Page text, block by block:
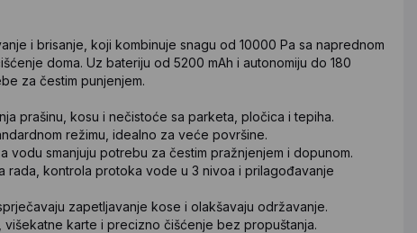
i brisanje, koji kombinuje snagu od 10000 Pa sa naprednom
doma. Uz bateriju od 5200 mAh i autonomiju do 180
za čestim punjenjem.
prašinu, kosu i nečistoće sa parketa, pločica i tepiha.
režimu, idealno za veće površine.
vodu smanjuju potrebu za čestim pražnjenjem i dopunom.
rada, kontrola protoka vode u 3 nivoa i prilagođavanje
zapetljavanje kose i olakšavaju održavanje.
višekatne karte i precizno čišćenje bez propuštanja.